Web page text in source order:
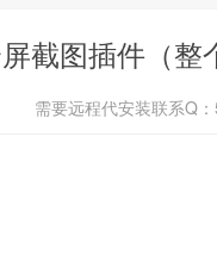
截图插件（整
需要远程代安装联系Q